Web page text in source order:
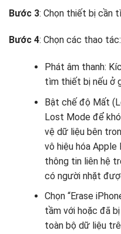
Bước 3: Chọn thiết bị cần
Bước 4: Chọn các thao tác:
Phát âm thanh:
tìm thiết bị nếu ở
Bật chế độ Mất
Lost Mode để
vệ dữ liệu bên
vô hiệu hóa Apple
thông tin liên hệ
có người nhặt
Chọn “Erase
tầm với hoặc đã
toàn bộ dữ liệu